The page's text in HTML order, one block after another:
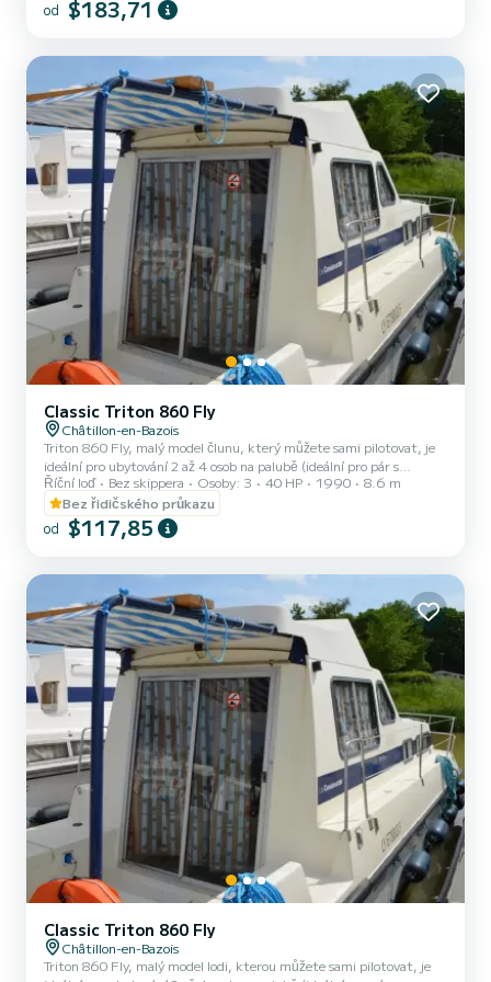
salonkem na palubě, dvojitým kormidelním stanovištěm atd. Pro
upraví naše týmy ručně. → Podmínky víkendového pronájmu:...
od $183,71
Classic Triton 860 Fly
Châtillon-en-Bazois
Triton 860 Fly, malý model člunu, který můžete sami pilotovat, je
ideální pro ubytování 2 až 4 osob na palubě (ideální pro pár s
dítětem). Skládá se z předsunuté kabiny s 1 manželskou postelí a 1
jednolůžkem. postel. Lavička v salonu se přemění na dvojlůžko. Je
vybaven kuchyňským koutem, koupelnami (1 sprchový kout, 1
umyvadlo a 1 WC). Výhody tohoto modelu: jeho malé rozměry a
(minitýden) NEBO víkendu bude cena upravena ručn...
Říční loď Bez skippera Osoby: 3 40 HP 1990
8.6 m
Bez řidičského průkazu
od $117,85
Classic Triton 860 Fly
Châtillon-en-Bazois
Triton 860 Fly, malý model lodi, kterou můžete sami pilotovat, je